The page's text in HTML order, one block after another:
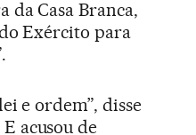
da Casa Branca,
Exército para
e ordem”, disse
acusou de